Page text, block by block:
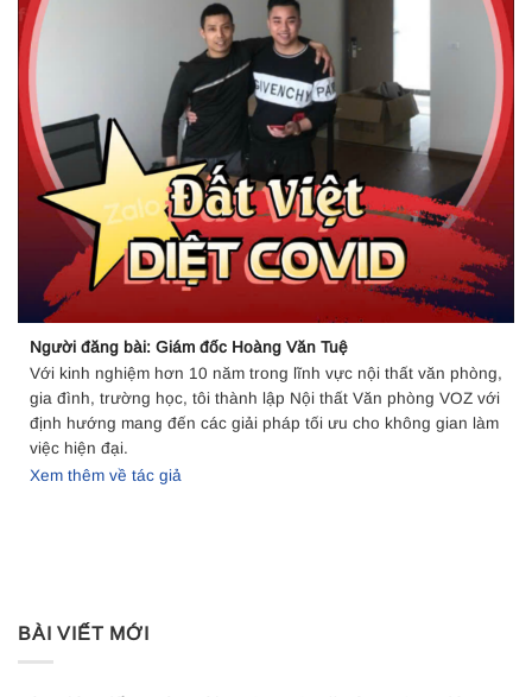
Người đăng bài: Giám đốc Hoàng Văn Tuệ
Với kinh nghiệm hơn 10 năm trong lĩnh vực nội thất văn phòng,
gia đình, trường học, tôi thành lập Nội thất Văn phòng VOZ với
định hướng mang đến các giải pháp tối ưu cho không gian làm
việc hiện đại.
Xem thêm về tác giả
BÀI VIẾT MỚI